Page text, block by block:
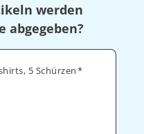
werden
abgegeben?
5 Schürzen